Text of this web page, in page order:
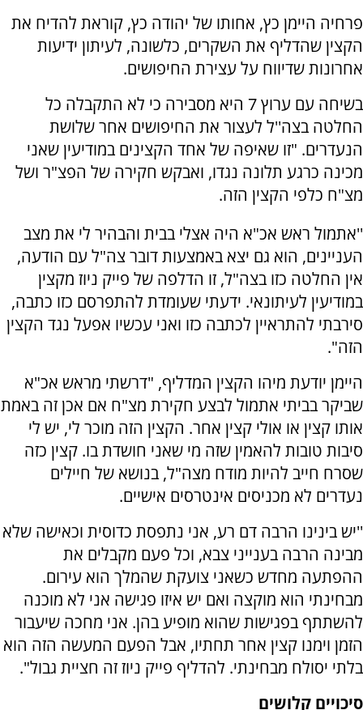
פרחיה היימן כץ, אחותו של יהודה כץ, קוראת להדיח את
הקצין שהדליף את השקרים, כלשונה, לעיתון ידיעות
אחרונות שדיווח על עצירת החיפושים.
בשיחה עם ערוץ 7 היא מסבירה כי לא התקבלה כל
החלטה בצה''ל לעצור את החיפושים אחר שלושת
הנעדרים. "זו שאיפה של אחד הקצינים במודיעין שאני
מכינה כרגע תלונה נגדו, ואבקש חקירה של הפצ"ר ושל
מצ"ח כלפי הקצין הזה.
''אתמול ראש אכ"א היה אצלי בבית והבהיר לי את מצב
העניינים, הוא גם יצא באמצעות דובר צה"ל עם הודעה,
אין החלטה כזו בצה"ל, זו הדלפה של פייק ניוז מקצין
במודיעין לעיתונאי. ידעתי שעומדת להתפרסם כזו כתבה,
סירבתי להתראיין לכתבה כזו ואני עכשיו אפעל נגד הקצין
הזה".
היימן יודעת מיהו הקצין המדליף, "דרשתי מראש אכ"א
שביקר בביתי אתמול לבצע חקירת מצ"ח אם אכן זה באמת
אותו קצין או אולי קצין אחר. הקצין הזה מוכר לי, יש לי
סיבות טובות להאמין שזה מי שאני חושדת בו. קצין כזה
שסרח חייב להיות מודח מצה"ל, בנושא של חיילים
נעדרים לא מכניסים אינטרסים אישיים.
''יש בינינו הרבה דם רע, אני נתפסת כדוסית וכאישה שלא
מבינה הרבה בענייני צבא, וכל פעם מקבלים את
ההפתעה מחדש כשאני צועקת שהמלך הוא עירום.
מבחינתי הוא מוקצה ואם יש איזו פגישה אני לא מוכנה
להשתתף בפגישות שהוא מופיע בהן. אני מחכה שיעבור
הזמן וימנו קצין אחר תחתיו, אבל הפעם המעשה הזה הוא
בלתי יסולח מבחינתי. להדליף פייק ניוז זה חציית גבול".
סיכויים קלושים